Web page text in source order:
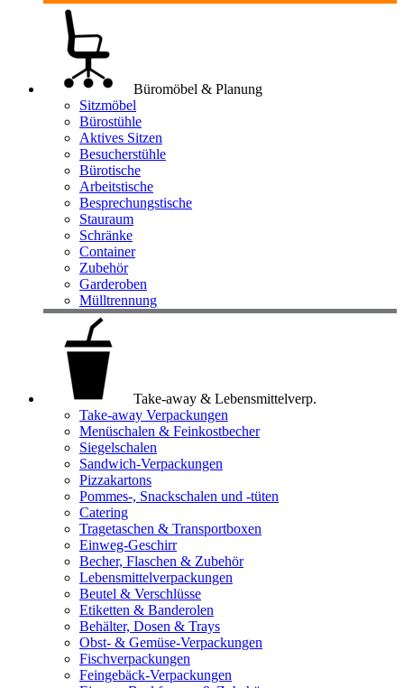
Büromöbel & Planung
Sitzmöbel
Bürostühle
Aktives Sitzen
Besucherstühle
Bürotische
Arbeitstische
Besprechungstische
Stauraum
Schränke
Container
Zubehör
Garderoben
Mülltrennung
Take-away & Lebensmittelverp.
Take-away Verpackungen
Menüschalen & Feinkostbecher
Siegelschalen
Sandwich-Verpackungen
Pizzakartons
Pommes-, Snackschalen und -tüten
Catering
Tragetaschen & Transportboxen
Einweg-Geschirr
Becher, Flaschen & Zubehör
Lebensmittelverpackungen
Beutel & Verschlüsse
Etiketten & Banderolen
Behälter, Dosen & Trays
Obst- & Gemüse-Verpackungen
Fischverpackungen
Feingebäck-Verpackungen